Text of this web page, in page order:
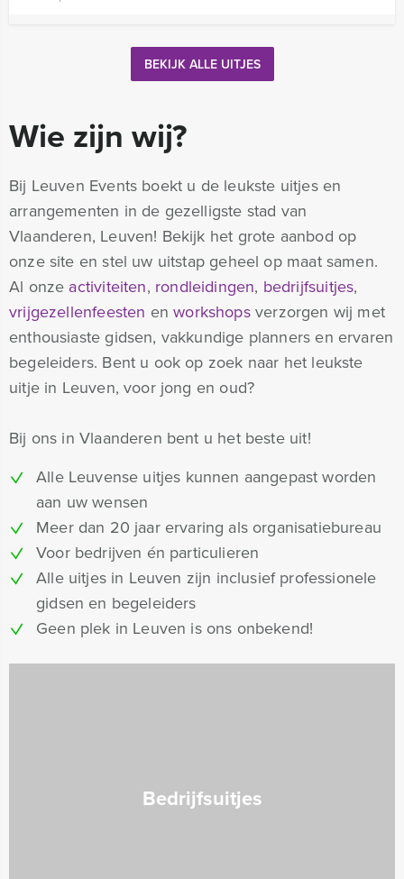
BEKIJK ALLE UITJES
Wie zijn wij?
Bij Leuven Events boekt u de leukste uitjes en
arrangementen in de gezelligste stad van
Vlaanderen, Leuven! Bekijk het grote aanbod op
onze site en stel uw uitstap geheel op maat samen.
Al onze activiteiten, rondleidingen, bedrijfsuitjes,
vrijgezellenfeesten enworkshopsverzorgen wij met
enthousiaste gidsen, vakkundige planners en ervaren
begeleiders. Bent u ook op zoek naar het leukste
uitje in Leuven, voor jong en oud?
Bij ons in Vlaanderen bent u het beste uit!
Alle Leuvense uitjes kunnen aangepast worden
aan uw wensen
Meer dan 20 jaar ervaring als organisatiebureau
Voor bedrijven én particulieren
Alle uitjes in Leuven zijn inclusief professionele
gidsen en begeleiders
Geen plek in Leuven is ons onbekend!
Bedrijfsuitjes